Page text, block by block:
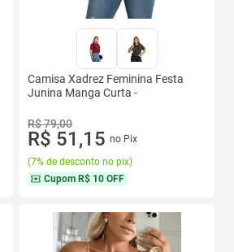
Camisa Xadrez Feminina Festa
Junina Manga Curta -
R$ 79,00
R$ 51,15 no Pix
(7% de desconto no pix)
Cupom R$ 10 OFF